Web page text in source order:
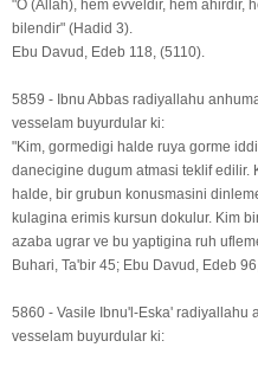
"O (Allah), hem evveldir, hem ahirdir,
bilendir" (Hadid 3).
Ebu Davud, Edeb 118, (5110).
5859 - Ibnu Abbas radiyallahu
vesselam buyurdular ki:
"Kim, gormedigi halde ruya gorme
danecigine dugum atmasi teklif
halde, bir grubun konusmasini
kulagina erimis kursun dokulur. Kim
azaba ugrar ve bu yaptigina ruh
Buhari, Ta'bir 45; Ebu Davud, Edeb
5860 - Vasile Ibnu'l-Eska' radiyallahu
vesselam buyurdular ki: